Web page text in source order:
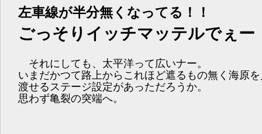
左車線が半分無くなってる！！
ごっそりイッチマッテルでぇー
それにしても、太平洋って広いナー。
いまだかつて路上からこれほど遮るもの無く海原
渡せるステージ設定があっただろうか。
思わず亀裂の突端へ。